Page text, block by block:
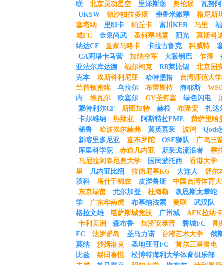
联
北京灵动星空 里泽斯堡 奥伦堡
瓦努
UKSW
德沙帕拉多斯 弗鲁米嫩塞
格尼斯
塞塔纳
里耶卡 帕丘卡 富川KEB 马里
城FC
金泉尚武 圣何塞地震 阳光
莫斯科
纳达CF
皇家马略卡 卡拉古鲁克 科威特
CA阿塔卡马营
加纳空军 大阪钢巴 乍得
亚法尔库达德
福尔柯克 RB莱比锡
北京国
克本
埃斯科利尼亚 哈特堡格
台湾师范大学
兰普顿蜜獾
乌拉尔 布雷斯特 海耶斯
内
埃瓦尔 欧塞尔 GV圣何塞 绿色闪电
蒙特利尔CF
斯图加特 赫根 布隆安
扎达
卡尔维纳
热那亚 阿斯特拉FME
费萨里哈
秘鲁
哈波埃尔赫弗 黄英嘉莱 波鸿
Qods
新喀里多尼亚
直布罗陀 OSE狮队
广岛三
库里科学院
赤道几内亚 斯莱戈流浪者
塞
马尼拉阿泰尼奥大学
国民波托西
香港大学
星
几内亚比绍 拉德尼基KG 大连人
舒尔
茨科
塔什干棉农 皮涅鲁斯
中国台湾体育
东京绿茵
尤尔加登 杜海勒
凯恩斯太攀蛇
学
广东华南虎 布基纳法索 曼联 武汉队
格拉文雄
堪萨斯城竞技 广州城
AEK拉纳卡
卡利美洲
森布鲁 加济安泰普 磐城FC
刚
FC
法罗群岛 圣马力诺 台湾艺术大学
俄
莫纳
沙姆洛克 圣地亚哥FC
首尔三星雷电
比兹
磐田喜悦 松博特海利大学体育俱乐部